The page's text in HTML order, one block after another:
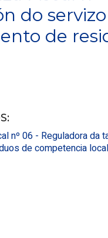
do
de
:
nº 06 - Reguladora
de competencia